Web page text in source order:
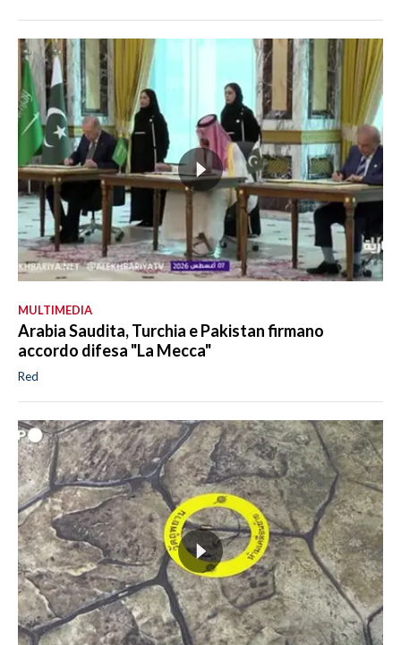
MULTIMEDIA
Arabia Saudita, Turchia e Pakistan firmano
accordo difesa "La Mecca"
Red